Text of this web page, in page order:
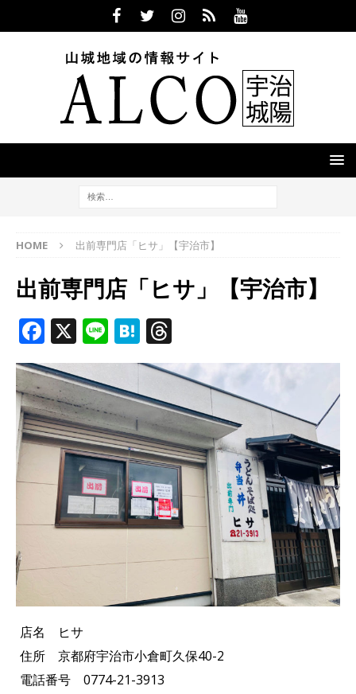
HOME 出前専門店「ヒサ」【宇治市】
出前専門店「ヒサ」【宇治市】
F
a
c
e
b
o
o
k
X Li
n
e
H
at
e
n
a
h
r
e
a
d
s
店名 ヒサ
住所 京都府宇治市小倉町久保40-2
電話番号 0774-21-3913